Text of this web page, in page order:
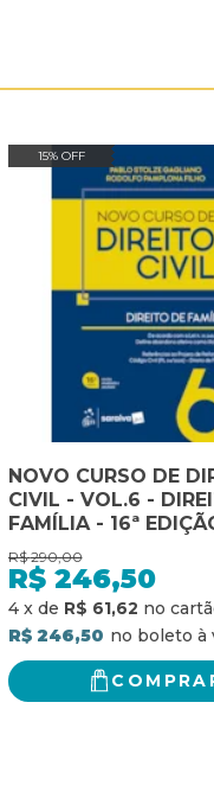
15% OFF
NOVO CURSO DE
CIVIL - VOL.6 -
FAMÍLIA - 16ª
R$ 290,00
R$ 246,50
4 x de R$ 61,62
R$ 246,50